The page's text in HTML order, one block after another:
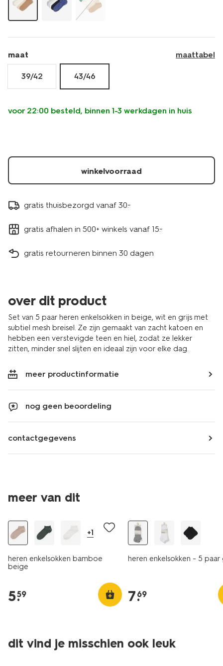
maat maattabel
39/42 43/46
voor 22:00 besteld, binnen 1-3 werkdagen in huis
winkelvoorraad
gratis thuisbezorgd vanaf 30.-
gratis afhalen in 500+ winkels vanaf 15.-
gratis retourneren binnen 30 dagen
over dit product
Set van 5 paar heren enkelsokken in beige, wit en grijs met
subtiel mesh breisel. Ze zijn gemaakt van zacht katoen en
hebben een verstevigde teen en hiel, zodat ze lekker
zitten, minder snel slijten en ideaal zijn voor elke dag.
meer productinformatie
nog geen beoordeling
contactgegevens
meer van dit
2+1 gratis
+1
heren enkelsokken bamboe
beige
5.
59
heren enkelsokken - 5 paar
7.
69
dit vind je misschien ook leuk
5 paar 2+1 gratis